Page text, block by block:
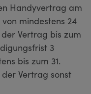
Handyvertrag am
mindestens 24
Vertrag bis zum
3
bis zum 31.
Vertrag sonst